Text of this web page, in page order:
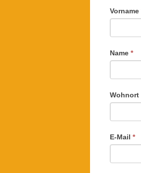
Vorname
Name *
Wohnort
E-Mail *